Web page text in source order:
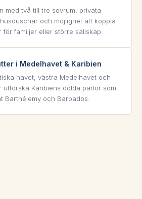
med två till tre sovrum, privata
och möjlighet att koppla
för familjer eller större sällskap.
i Medelhavet & Karibien
havet, västra Medelhavet och
utforska Karibiens dolda pärlor som
Barthélemy och Barbados.